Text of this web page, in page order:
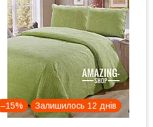
–15% Залишилось 12 днів